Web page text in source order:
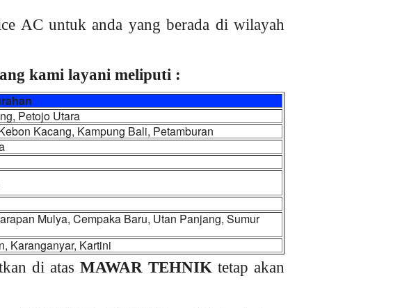
AC untuk anda yang berada di wilayah
kami layani meliputi :
Petojo Utara
Kacang, Kampung Bali, Petamburan
Mulya, Cempaka Baru, Utan Panjang, Sumur
Karanganyar, Kartini
di atasMAWAR TEHNIK tetap akan